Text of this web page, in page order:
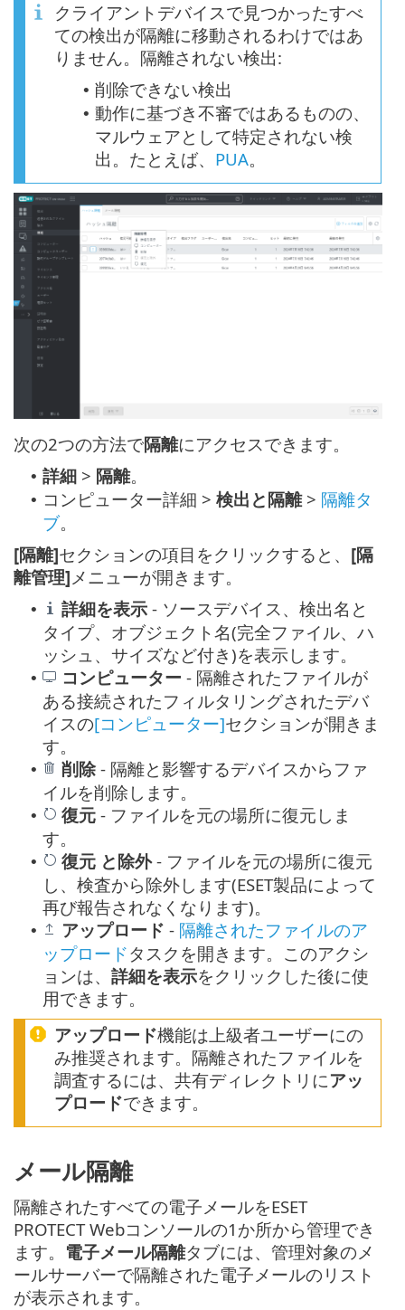
クライアントデバイスで見つかったすべ
ての検出が隔離に移動されるわけではあ
りません。隔離されない検出:
• 削除できない検出
• 動作に基づき不審ではあるものの、
マルウェアとして特定されない検
出。たとえば、 PUA。
次の2つの方法で隔離にアクセスできます。
• 詳細 > 隔離。
• コンピューター詳細 > 検出と隔離> 隔離タ
ブ。
[隔離]セクションの項目をクリックすると、 [隔
離管理] メニューが開きます。
• 詳細を表示 - ソースデバイス、検出名と
タイプ、オブジェクト名(完全ファイル、ハ
ッシュ、サイズなど付き)を表示します。
• コンピューター - 隔離されたファイルが
ある接続されたフィルタリングされたデバ
イスの[コンピューター]セクションが開きま
す。
• 削除 - 隔離と影響するデバイスからファ
イルを削除します。
• 復元 - ファイルを元の場所に復元しま
す。
• 復元 と除外- ファイルを元の場所に復元
し、検査から除外します(ESET製品によって
再び報告されなくなります)。
• アップロード - 隔離されたファイルのア
ップロードタスクを開きます。このアクシ
ョンは、 詳細を表示をクリックした後に使
用できます。
アップロード機能は上級者ユーザーにの
み推奨されます。隔離されたファイルを
調査するには、共有ディレクトリにアッ
プロードできます。
メール隔離
隔離されたすべての電子メールをESET
PROTECT Webコンソールの1か所から管理でき
ます。 電子メール隔離タブには、管理対象のメ
ールサーバーで隔離された電子メールのリスト
が表示されます。